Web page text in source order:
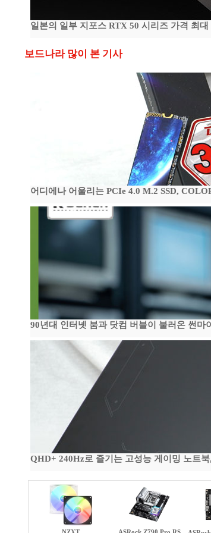
일본의 일부 지포스 RTX 50 시리즈 가격 최
보드나라 많이 본 기사
어디에나 어울리는 PCIe 4.0 M.2 SSD,
90년대 인터넷 붐과 닷컴 버블이 불러온 썬
QHD+ 240Hz로 즐기는 고성능 게이밍 노트